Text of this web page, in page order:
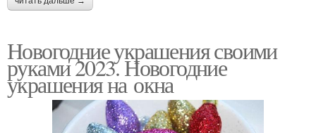
Новогодние украшения своими
руками 2023. Новогодние
украшения на окна